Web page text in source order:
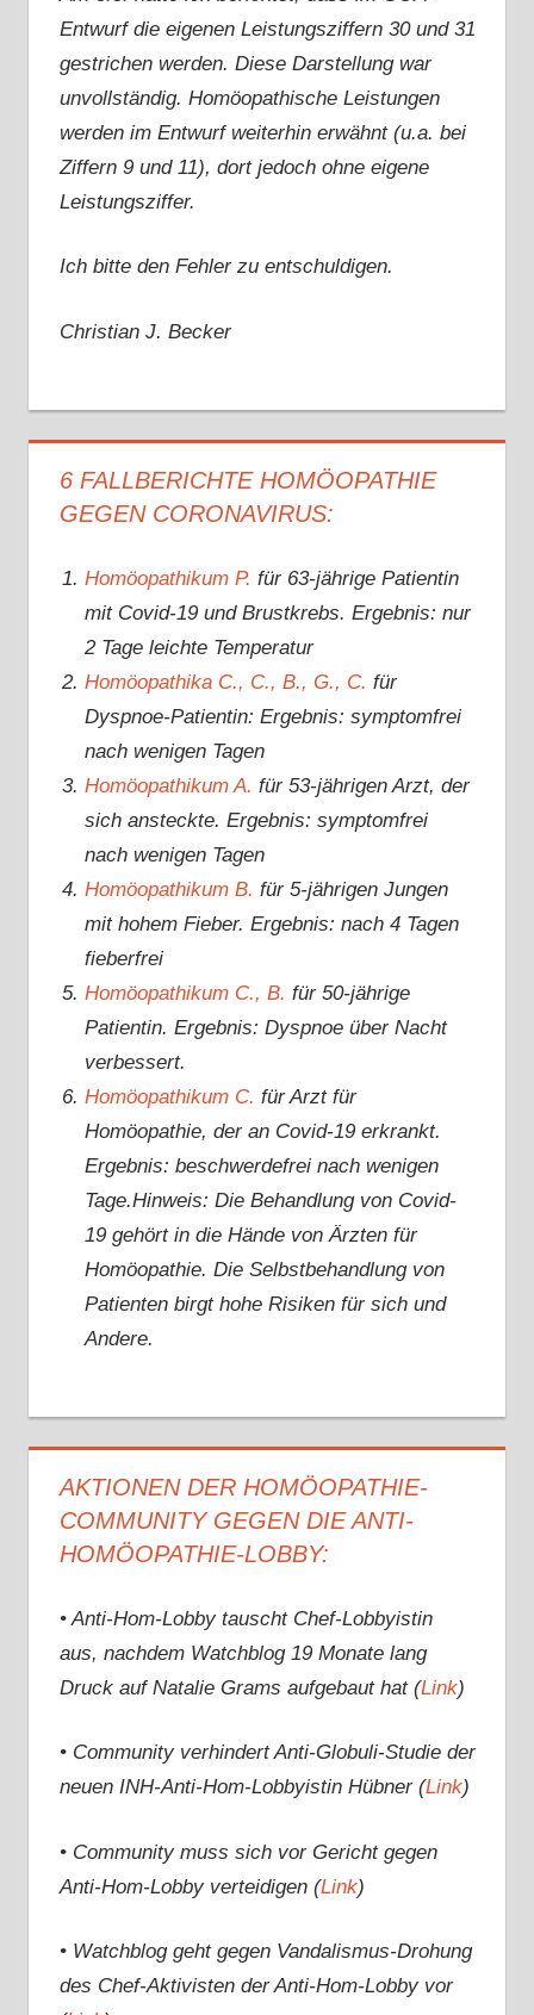
Entwurf die eigenen Leistungsziffern 30 und 31
gestrichen werden. Diese Darstellung war
unvollständig. Homöopathische Leistungen
werden im Entwurf weiterhin erwähnt (u.a. bei
Ziffern 9 und 11), dort jedoch ohne eigene
Leistungsziffer.
Ich bitte den Fehler zu entschuldigen.
Christian J. Becker
6 FALLBERICHTE HOMÖOPATHIE
GEGEN CORONAVIRUS:
Homöopathikum P. für 63-jährige Patientin
mit Covid-19 und Brustkrebs. Ergebnis: nur
2 Tage leichte Temperatur
Homöopathika C., C., B., G., C. für
Dyspnoe-Patientin: Ergebnis: symptomfrei
nach wenigen Tagen
Homöopathikum A. für 53-jährigen Arzt, der
sich ansteckte. Ergebnis: symptomfrei
nach wenigen Tagen
Homöopathikum B. für 5-jährigen Jungen
mit hohem Fieber. Ergebnis: nach 4 Tagen
fieberfrei
Homöopathikum C., B. für 50-jährige
Patientin. Ergebnis: Dyspnoe über Nacht
verbessert.
Homöopathikum C. für Arzt für
Homöopathie, der an Covid-19 erkrankt.
Ergebnis: beschwerdefrei nach wenigen
Tage.Hinweis: Die Behandlung von Covid-
19 gehört in die Hände von Ärzten für
Homöopathie. Die Selbstbehandlung von
Patienten birgt hohe Risiken für sich und
Andere.
AKTIONEN DER HOMÖOPATHIE-
COMMUNITY GEGEN DIE ANTI-
HOMÖOPATHIE-LOBBY:
• Anti-Hom-Lobby tauscht Chef-Lobbyistin
aus, nachdem Watchblog 19 Monate lang
Druck auf Natalie Grams aufgebaut hat (Link)
• Community verhindert Anti-Globuli-Studie der
neuen INH-Anti-Hom-Lobbyistin Hübner (Link)
• Community muss sich vor Gericht gegen
Anti-Hom-Lobby verteidigen (Link)
• Watchblog geht gegen Vandalismus-Drohung
des Chef-Aktivisten der Anti-Hom-Lobby vor